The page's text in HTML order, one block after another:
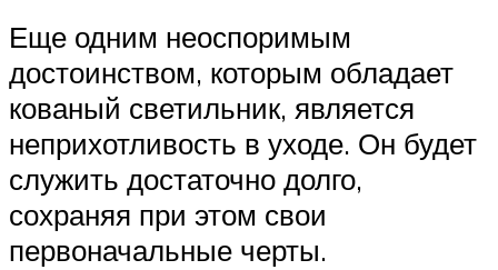
Еще одним неоспоримым
достоинством, которым обладает
кованый светильник, является
неприхотливость в уходе. Он будет
служить достаточно долго,
сохраняя при этом свои
первоначальные черты.